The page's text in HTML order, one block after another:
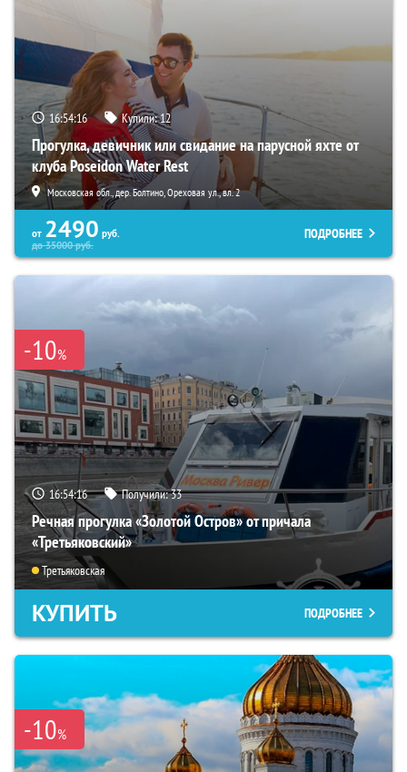
16:54:14 Купили:12
Прогулка, девичник или свидание на парусной яхте от
клуба Poseidon Water Rest
Московская обл., дер. Болтино, Ореховая ул., вл. 2
от 2490 руб.
до35000руб.
ПОДРОБНЕЕ
-10%
16:54:14 Получили:33
Речная прогулка «Золотой Остров» от причала
«Третьяковский»
Третьяковская
КУПИТЬ ПОДРОБНЕЕ
-10%